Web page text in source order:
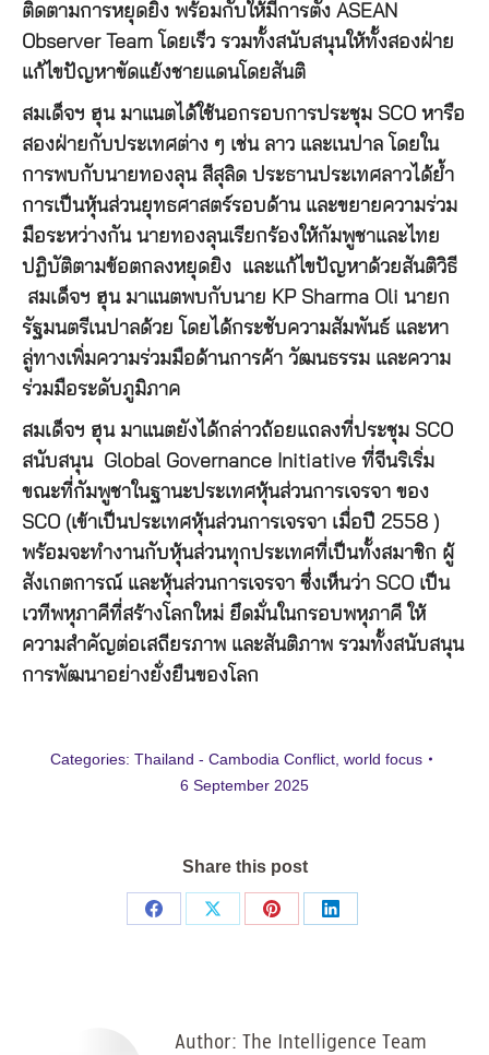
ติดตามการหยุดยิง พร้อมกับให้มีการตั้ง ASEAN
Observer Team โดยเร็ว รวมทั้งสนับสนุนให้ทั้งสองฝ่าย
แก้ไขปัญหาขัดแย้งชายแดนโดยสันติ
สมเด็จฯ ฮุน มาแนตได้ใช้นอกรอบการประชุม SCO หารือ
สองฝ่ายกับประเทศต่าง ๆ เช่น ลาว และเนปาล โดยใน
การพบกับนายทองลุน สีสุลิด ประธานประเทศลาวได้ย้ำ
การเป็นหุ้นส่วนยุทธศาสตร์รอบด้าน และขยายความร่วม
มือระหว่างกัน นายทองลุนเรียกร้องให้กัมพูชาและไทย
ปฏิบัติตามข้อตกลงหยุดยิง และแก้ไขปัญหาด้วยสันติวิธี
สมเด็จฯ ฮุน มาแนตพบกับนาย KP Sharma Oli นายก
รัฐมนตรีเนปาลด้วย โดยได้กระชับความสัมพันธ์ และหา
ลู่ทางเพิ่มความร่วมมือด้านการค้า วัฒนธรรม และความ
ร่วมมือระดับภูมิภาค
สมเด็จฯ ฮุน มาแนตยังได้กล่าวถ้อยแถลงที่ประชุม SCO
สนับสนุน Global Governance Initiative ที่จีนริเริ่ม
ขณะที่กัมพูชาในฐานะประเทศหุ้นส่วนการเจรจา ของ
SCO (เข้าเป็นประเทศหุ้นส่วนการเจรจา เมื่อปี 2558 )
พร้อมจะทำงานกับหุ้นส่วนทุกประเทศที่เป็นทั้งสมาชิก ผู้
สังเกตการณ์ และหุ้นส่วนการเจรจา ซึ่งเห็นว่า SCO เป็น
เวทีพหุภาคีที่สร้างโลกใหม่ ยึดมั่นในกรอบพหุภาคี ให้
ความสำคัญต่อเสถียรภาพ และสันติภาพ รวมทั้งสนับสนุน
การพัฒนาอย่างยั่งยืนของโลก
Categories: Thailand - Cambodia Conflict world focus
6 September 2025
Share this post
Share
Share
Share
Share
Author: The Intelligence Team